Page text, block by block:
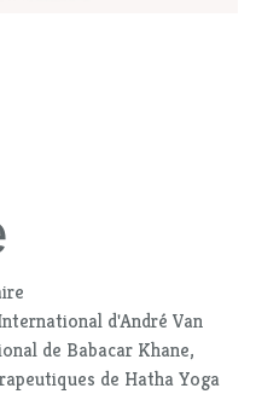
d'André Van
de Babacar Khane,
de Hatha Yoga